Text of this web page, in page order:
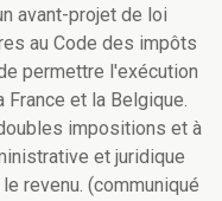
avant-projet de loi
au Code des impôts
permettre l'exécution
France et la Belgique.
impositions et à
et juridique
revenu. (communiqué